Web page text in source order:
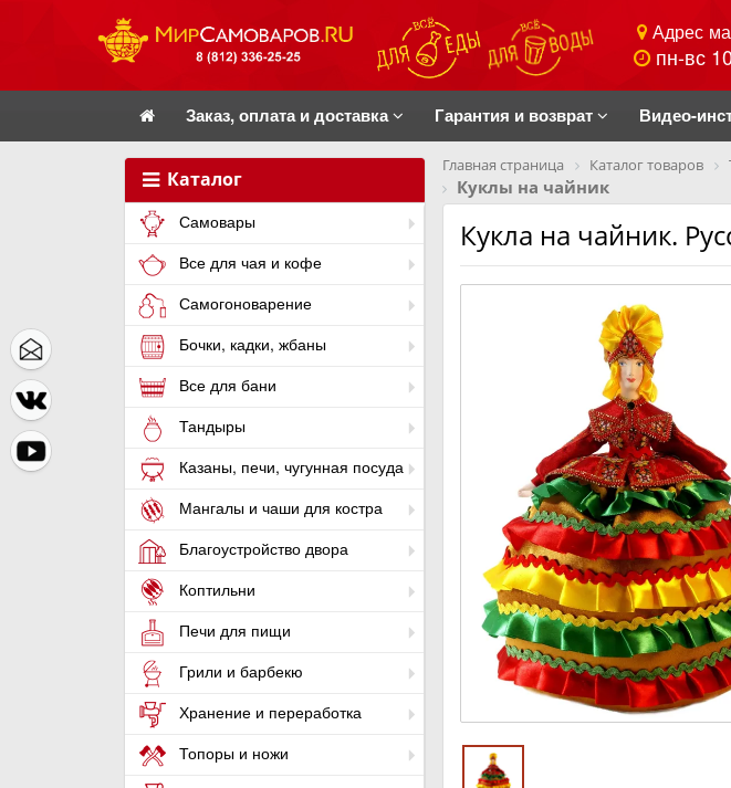
Адрес
пн-вс
Заказ, оплата и доставка Гарантия и возврат Видео-
Каталог
Самовары
Все для чая и кофе
Самогоноварение
Бочки, кадки, жбаны
Все для бани
Тандыры
Казаны, печи, чугунная посуда
Мангалы и чаши для костра
Благоустройство двора
Коптильни
Печи для пищи
Грили и барбекю
Хранение и переработка
Топоры и ножи
Главная страница Каталог товаров
Куклы на чайник
Кукла на чайник.